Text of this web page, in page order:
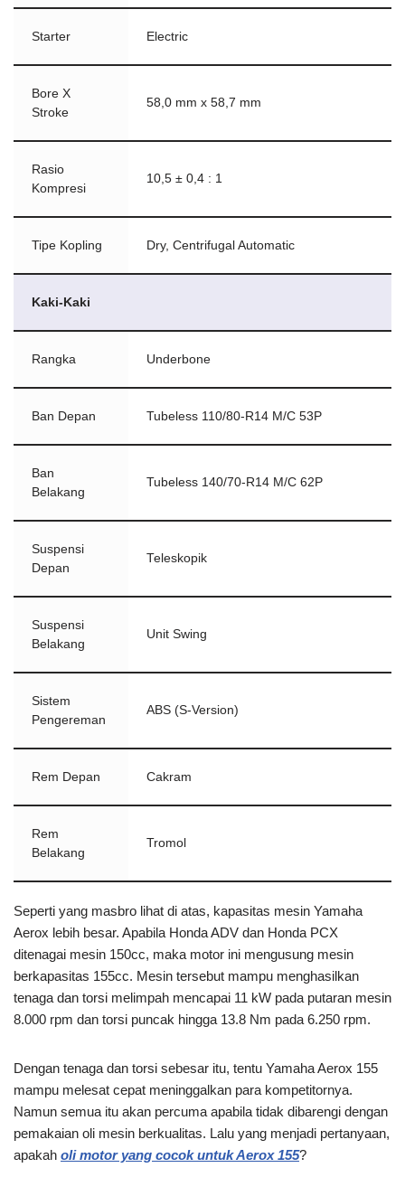
Starter Electric
Bore X
Stroke
58,0 mm x 58,7 mm
Rasio
Kompresi
10,5 ± 0,4 : 1
Tipe Kopling Dry, Centrifugal Automatic
Kaki-Kaki
Rangka Underbone
Ban Depan Tubeless 110/80-R14 M/C 53P
Ban
Belakang
Tubeless 140/70-R14 M/C 62P
Suspensi
Depan
Teleskopik
Suspensi
Belakang
Unit Swing
Sistem
Pengereman
ABS (S-Version)
Rem Depan Cakram
Rem
Belakang
Tromol
Seperti yang masbro lihat di atas, kapasitas mesin Yamaha
Aerox lebih besar. Apabila Honda ADV dan Honda PCX
ditenagai mesin 150cc, maka motor ini mengusung mesin
berkapasitas 155cc. Mesin tersebut mampu menghasilkan
tenaga dan torsi melimpah mencapai 11 kW pada putaran mesin
8.000 rpm dan torsi puncak hingga 13.8 Nm pada 6.250 rpm.
Dengan tenaga dan torsi sebesar itu, tentu Yamaha Aerox 155
mampu melesat cepat meninggalkan para kompetitornya.
Namun semua itu akan percuma apabila tidak dibarengi dengan
pemakaian oli mesin berkualitas. Lalu yang menjadi pertanyaan,
apakah oli motor yang cocok untuk Aerox 155?